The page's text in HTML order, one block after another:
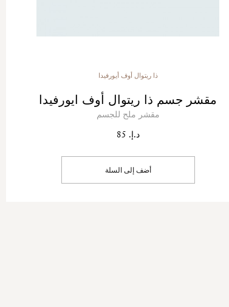
ذا ريتوال أوف أيورفيدا
مقشر جسم ذا ريتوال أوف ايورفيدا
مقشر ملح للجسم
د.إ. 85
أضف إلى السلة